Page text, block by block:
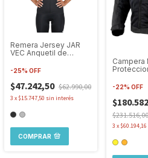
Remera Jersey JAR
VEC Anquetil de
-25% OFF
$47.242,50 $62.990,00
3 x $15.747,50 sin interés
COMPRAR
Campera
Rumo
-22% OFF
$231.516,00
3 x $60.194,16